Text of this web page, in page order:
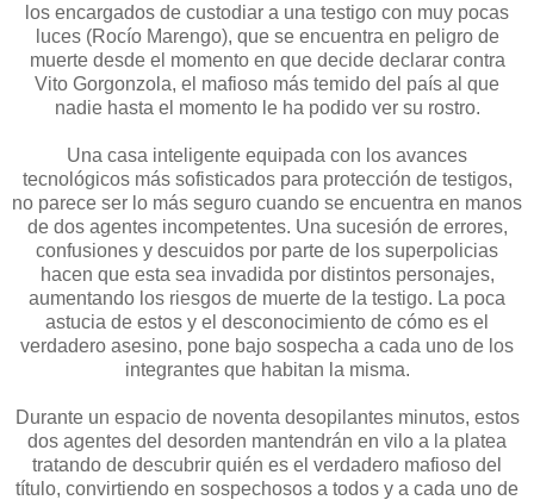
los encargados de custodiar a una testigo con muy pocas
luces (Rocío Marengo), que se encuentra en peligro de
muerte desde el momento en que decide declarar contra
Vito Gorgonzola, el mafioso más temido del país al que
nadie hasta el momento le ha podido ver su rostro.
Una casa inteligente equipada con los avances
tecnológicos más sofisticados para protección de testigos,
no parece ser lo más seguro cuando se encuentra en manos
de dos agentes incompetentes. Una sucesión de errores,
confusiones y descuidos por parte de los superpolicias
hacen que esta sea invadida por distintos personajes,
aumentando los riesgos de muerte de la testigo. La poca
astucia de estos y el desconocimiento de cómo es el
verdadero asesino, pone bajo sospecha a cada uno de los
integrantes que habitan la misma.
Durante un espacio de noventa desopilantes minutos, estos
dos agentes del desorden mantendrán en vilo a la platea
tratando de descubrir quién es el verdadero mafioso del
título, convirtiendo en sospechosos a todos y a cada uno de